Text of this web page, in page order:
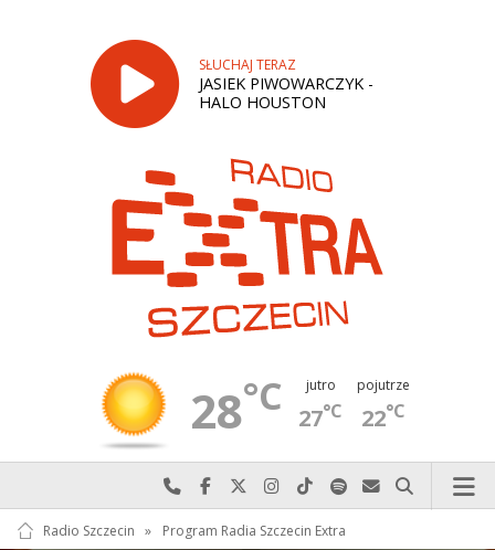
SŁUCHAJ TERAZ
JASIEK PIWOWARCZYK -
HALO HOUSTON
28°C jutro
27°C
pojutrze
22°C
Najlepiej po prostu do nas zadzwoń
Odwiedź nas na Facebook-u
Odwiedź nas na X
Odwiedź nas na Instagram-ie
Odwiedź nas na TikTok-u
Szukaj nas na Spotify
Wyślij do nas
Szukaj
Radio Szczecin » Program Radia Szczecin Extra